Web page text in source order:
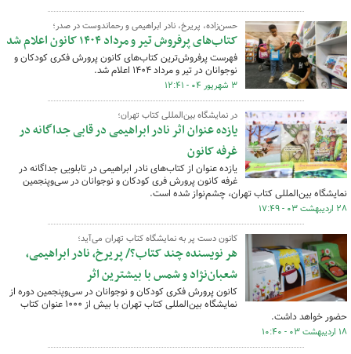
حسن‌زاده، پریرخ، نادر ابراهیمی و رحماندوست در صدر؛
کتاب‌های پرفروش تیر و مرداد ۱۴۰۴ کانون اعلام شد
فهرست پرفروش‌ترین کتاب‌های کانون پرورش فکری کودکان و
نوجوانان در تیر و مرداد ۱۴۰۴ اعلام شد.
۳ شهریور ۰۴ - ۱۲:۴۱
در نمایشگاه بین‌المللی کتاب تهران؛
یازده عنوان اثر نادر ابراهیمی در قابی جداگانه در
غرفه کانون
یازده عنوان از کتاب‌های نادر ابراهیمی در تابلویی جداگانه در
غرفه کانون پرورش فری کودکان و نوجوانان در سی‌وپنجمین
نمایشگاه بین‌المللی کتاب تهران، چشم‌نواز شده است.
۲۸ اردیبهشت ۰۳ - ۱۷:۴۹
کانون دست پر به نمایشگاه کتاب تهران می‌آید؛
هر نویسنده چند کتاب؟/ پریرخ، نادر ابراهیمی،
شعبان‌نژاد و شمس با بیشترین اثر
کانون پرورش فکری کودکان و نوجوانان در سی‌وپنجمین دوره از
نمایشگاه بین‌المللی کتاب تهران با بیش از ۱۰۰۰ عنوان کتاب
حضور خواهد داشت.
۱۸ اردیبهشت ۰۳ - ۱۰:۴۰